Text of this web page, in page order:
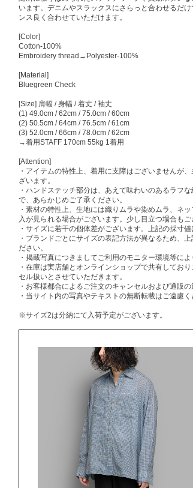
います。デニムやスラックスにさらっと合わせるだ
ンス良く合わせていただけます。
[Color]
Cotton-100%
Embroidery thread→Polyester-100%
[Material]
Bluegreen Check
[Size] 肩幅 / 身幅 / 着丈 / 袖丈
(1) 49.0cm / 62cm / 75.0cm / 60cm
(2) 50.5cm / 64cm / 76.5cm / 61cm
(3) 52.0cm / 66cm / 78.0cm / 62cm
→着用STAFF 170cm 55kg 1着用
[Attention]
・アイテムの特性上、着用に支障はございませんが
ざいます。
・ハンドステッチ部分は、あえて味わいのあるラフ
で、あらかじめご了承ください。
・素材の特性上、生地には織りムラや染めムラ、ネ
入が見られる場合がございます。少し目立つ場合も
・サイズに若干の個体差がございます。上記の採寸
・ブランドごとにサイズの表記方法が異なるため、
ださい。
・掲載写真につきましてご利用のモニター環境等に
・在庫は実店舗とオンラインショップで共有してお
セル扱いとさせていただきます。
・お客様都合によるご注文のキャンセルおよび通販の
・当サイト内の写真やテキストの無断転載はご遠慮く
※サイズ2は分納にて入荷予定がございます。